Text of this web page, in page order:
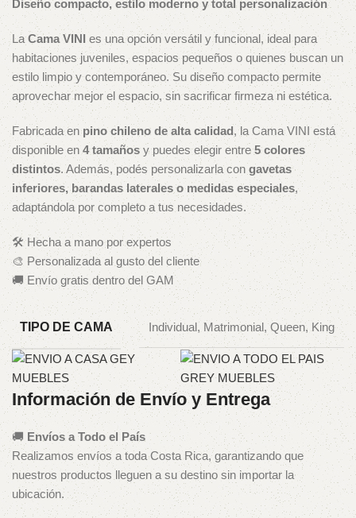
Diseño compacto, estilo moderno y total personalización
LaCama VINI es una opción versátil y funcional, ideal para
habitaciones juveniles, espacios pequeños o quienes buscan un
estilo limpio y contemporáneo. Su diseño compacto permite
aprovechar mejor el espacio, sin sacrificar firmeza ni estética.
Fabricada enpino chileno de alta calidad, la Cama VINI está
disponible en 4 tamaños y puedes elegir entre5 colores
distintos. Además, podés personalizarla con gavetas
inferiores, barandas laterales o medidas especiales,
adaptándola por completo a tus necesidades.
🛠 Hecha a mano por expertos
🎨 Personalizada al gusto del cliente
🚚 Envío gratis dentro del GAM
TIPO DE CAMA Individual, Matrimonial, Queen, King
Información de Envío y Entrega
🚚 Envíos a Todo el País
Realizamos envíos a toda Costa Rica, garantizando que
nuestros productos lleguen a su destino sin importar la
ubicación.